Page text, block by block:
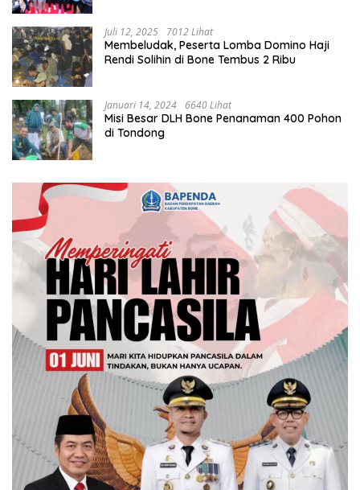
Juli 12, 2025 7012 Lihat
Membeludak, Peserta Lomba Domino Haji
Rendi Solihin di Bone Tembus 2 Ribu
Januari 14, 2024 6640 Lihat
Misi Besar DLH Bone Penanaman 400 Pohon
di Tondong